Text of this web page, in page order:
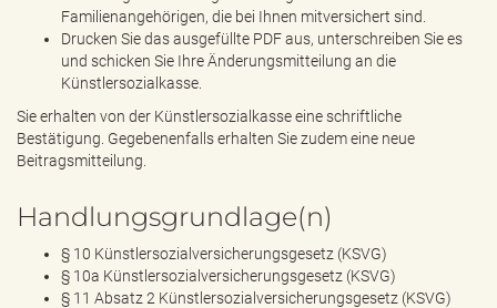
Familienangehörigen, die bei Ihnen mitversichert sind.
Drucken Sie das ausgefüllte PDF aus, unterschreiben Sie es
und schicken Sie Ihre Änderungsmitteilung an die
Künstlersozialkasse.
Sie erhalten von der Künstlersozialkasse eine schriftliche
Bestätigung. Gegebenenfalls erhalten Sie zudem eine neue
Beitragsmitteilung.
Handlungsgrundlage(n)
§ 10 Künstlersozialversicherungsgesetz (KSVG)
§ 10a Künstlersozialversicherungsgesetz (KSVG)
§ 11 Absatz 2 Künstlersozialversicherungsgesetz (KSVG)